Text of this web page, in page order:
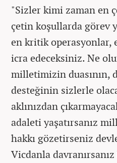
"Sizler kimi zaman en
çetin koşullarda görev
en kritik operasyonlar,
icra edeceksiniz. Ne
milletimizin duasının,
desteğinin sizlerle
aklınızdan
adaleti yaşatırsanız
hakkı gözetirseniz
Vicdanla